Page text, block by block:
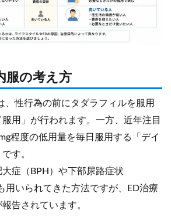
服の考え方
、性行為の前にタダラフィルを服用
用」が行われます。一方、近年注目
程度の低用量を毎日服用する「デイ
す。
症（BPH）や下部尿路症状
用いられてきた方法ですが、ED治療
告されています。